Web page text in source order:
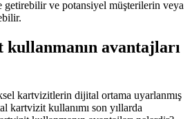
getirebilir ve potansiyel müşterilerin veya
avantajları
kartvizitlerin dijital ortama uyarlanmış
kartvizit kullanımı son yıllarda